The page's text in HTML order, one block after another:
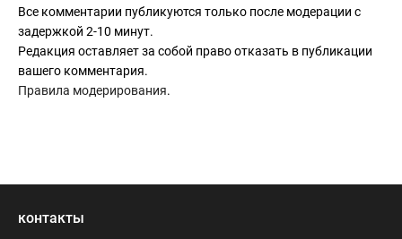
Все комментарии публикуются только после модерации с
задержкой 2-10 минут.
Редакция оставляет за собой право отказать в публикации
вашего комментария.
Правила модерирования.
контакты